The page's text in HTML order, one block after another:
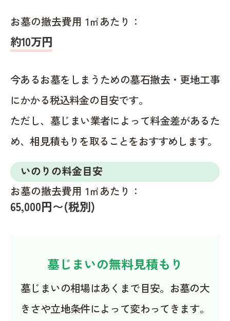
お墓の撤去費用 1㎡あたり：
約10万円
今あるお墓をしまうための墓石撤去・更地工事
にかかる税込料金の目安です。
ただし、墓じまい業者によって料金差があるた
め、相見積もりを取ることをおすすめします。
いのりの料金目安
お墓の撤去費用 1㎡あたり：
65,000円〜(税別)
墓じまいの無料見積もり
墓じまいの相場はあくまで目安。お墓の大
きさや立地条件によって変わってきます。